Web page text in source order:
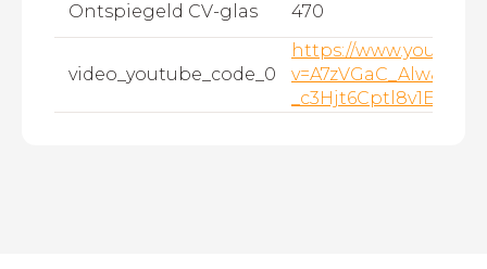
Ontspiegeld CV-glas 470
video_youtube_code_0
https://